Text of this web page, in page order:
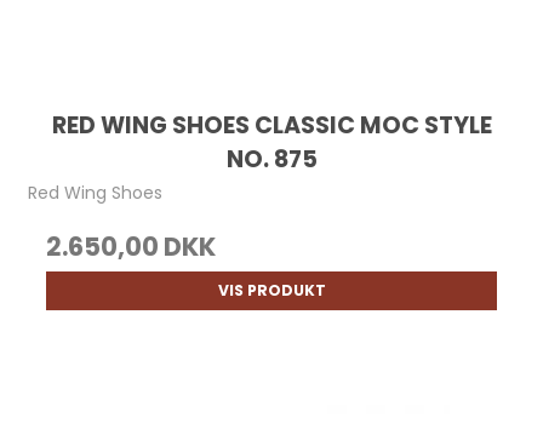
RED WING SHOES CLASSIC MOC STYLE
NO. 875
Red Wing Shoes
2.650,00 DKK
VIS PRODUKT